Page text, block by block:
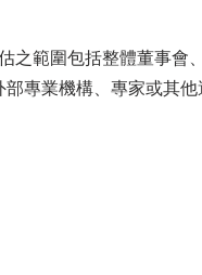
之範圍包括整體董事會
專業機構、專家或其他